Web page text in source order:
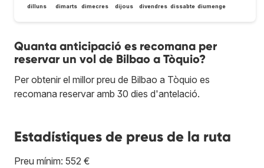
dilluns dimarts dimecres dijous divendres dissabte diumenge
Quanta anticipació es recomana per
reservar un vol de Bilbao a Tòquio?
Per obtenir el millor preu de Bilbao a Tòquio es
recomana reservar amb 30 dies d'antelació.
Estadístiques de preus de la ruta
Preu mínim: 552 €